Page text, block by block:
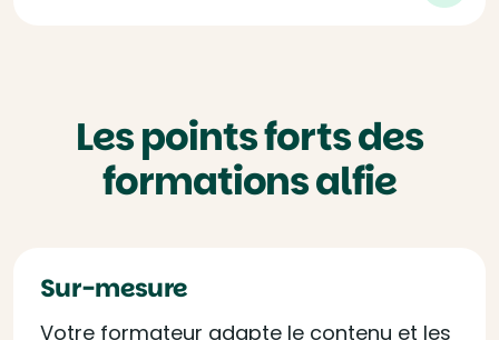
Les points forts des
formations alfie
Sur-mesure
Votre formateur adapte le contenu et les